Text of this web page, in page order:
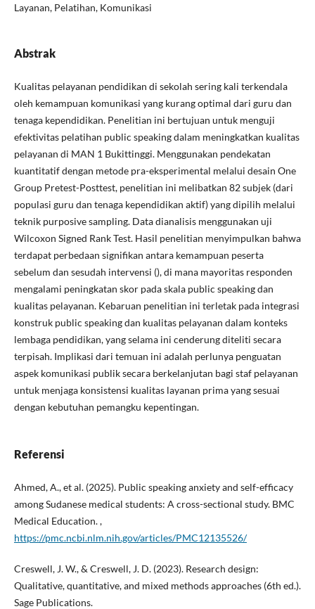
Layanan, Pelatihan, Komunikasi
Abstrak
Kualitas pelayanan pendidikan di sekolah sering kali terkendala
oleh kemampuan komunikasi yang kurang optimal dari guru dan
tenaga kependidikan. Penelitian ini bertujuan untuk menguji
efektivitas pelatihan public speaking dalam meningkatkan kualitas
pelayanan di MAN 1 Bukittinggi. Menggunakan pendekatan
kuantitatif dengan metode pra-eksperimental melalui desain One
Group Pretest-Posttest, penelitian ini melibatkan 82 subjek (dari
populasi guru dan tenaga kependidikan aktif) yang dipilih melalui
teknik purposive sampling. Data dianalisis menggunakan uji
Wilcoxon Signed Rank Test. Hasil penelitian menyimpulkan bahwa
terdapat perbedaan signifikan antara kemampuan peserta
sebelum dan sesudah intervensi (), di mana mayoritas responden
mengalami peningkatan skor pada skala public speaking dan
kualitas pelayanan. Kebaruan penelitian ini terletak pada integrasi
konstruk public speaking dan kualitas pelayanan dalam konteks
lembaga pendidikan, yang selama ini cenderung diteliti secara
terpisah. Implikasi dari temuan ini adalah perlunya penguatan
aspek komunikasi publik secara berkelanjutan bagi staf pelayanan
untuk menjaga konsistensi kualitas layanan prima yang sesuai
dengan kebutuhan pemangku kepentingan.
Referensi
Ahmed, A., et al. (2025). Public speaking anxiety and self-efficacy
among Sudanese medical students: A cross-sectional study. BMC
Medical Education. ,
https://pmc.ncbi.nlm.nih.gov/articles/PMC12135526/
Creswell, J. W., & Creswell, J. D. (2023). Research design:
Qualitative, quantitative, and mixed methods approaches (6th ed.).
Sage Publications.